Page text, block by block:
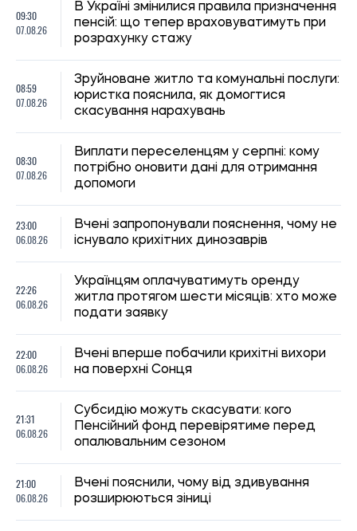
09:30
07.08.26
В Україні змінилися правила призначення
пенсій: що тепер враховуватимуть при
розрахунку стажу
08:59
07.08.26
Зруйноване житло та комунальні послуги:
юристка пояснила, як домогтися
скасування нарахувань
08:30
07.08.26
Виплати переселенцям у серпні: кому
потрібно оновити дані для отримання
допомоги
23:00
06.08.26
Вчені запропонували пояснення, чому не
існувало крихітних динозаврів
22:26
06.08.26
Українцям оплачуватимуть оренду
житла протягом шести місяців: хто може
подати заявку
22:00
06.08.26
Вчені вперше побачили крихітні вихори
на поверхні Сонця
21:31
06.08.26
Субсидію можуть скасувати: кого
Пенсійний фонд перевірятиме перед
опалювальним сезоном
21:00
06.08.26
Вчені пояснили, чому від здивування
розширюються зіниці